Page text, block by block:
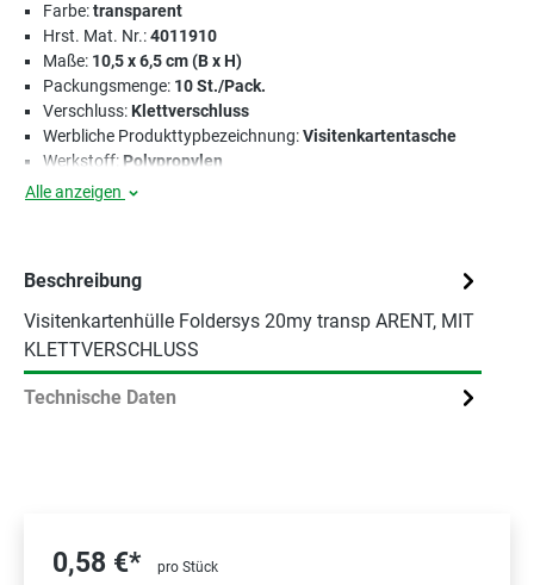
Farbe:transparent
Hrst. Mat. Nr.:4011910
Maße: 10,5 x 6,5 cm (B x H)
Packungsmenge: 10 St./Pack.
Verschluss:Klettverschluss
Werbliche Produkttypbezeichnung:Visitenkartentasche
Werkstoff: Polypropylen
Alle anzeigen
Beschreibung
Visitenkartenhülle Foldersys 20my transp ARENT, MIT
KLETTVERSCHLUSS
Technische Daten
0,58 €* pro Stück